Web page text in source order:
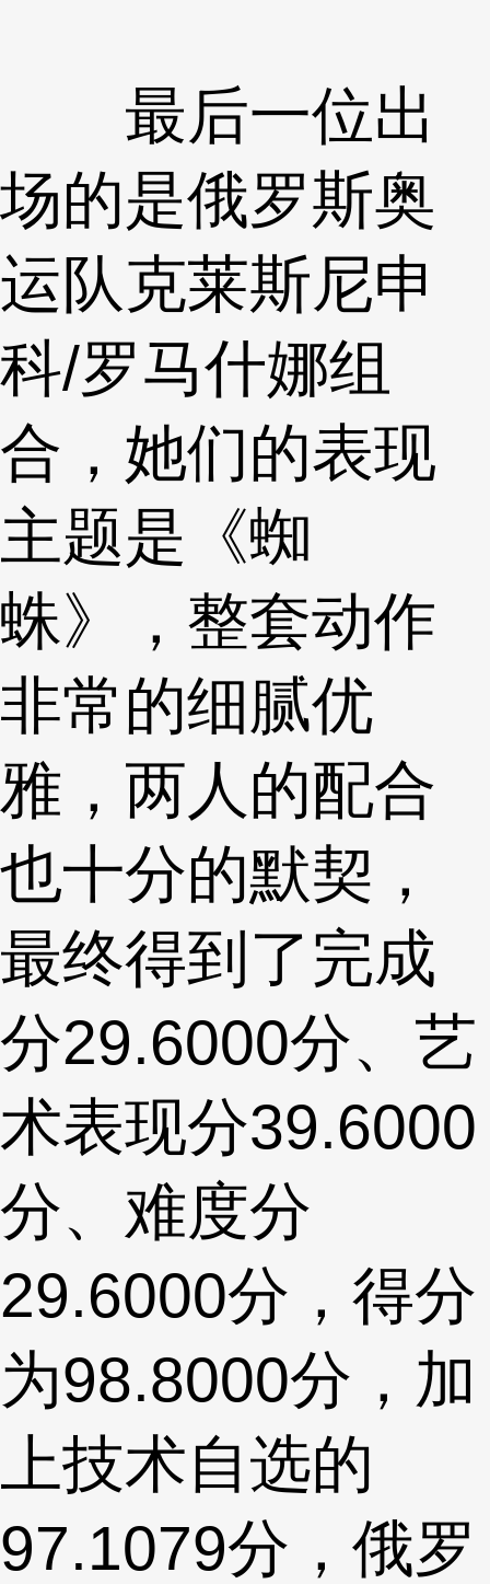
最后一位出
场的是俄罗斯奥
运队克莱斯尼申
科/罗马什娜组
合，她们的表现
主题是《蜘
蛛》，整套动作
非常的细腻优
雅，两人的配合
也十分的默契，
最终得到了完成
分29.6000分、艺
术表现分39.6000
分、难度分
29.6000分，得分
为98.8000分，加
上技术自选的
97.1079分，俄罗